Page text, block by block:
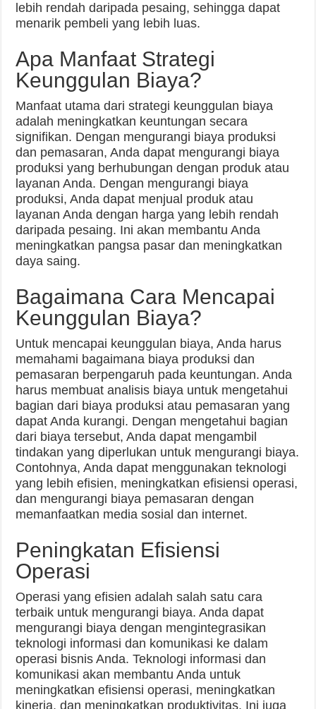
lebih rendah daripada pesaing, sehingga dapat
menarik pembeli yang lebih luas.
Apa Manfaat Strategi
Keunggulan Biaya?
Manfaat utama dari strategi keunggulan biaya
adalah meningkatkan keuntungan secara
signifikan. Dengan mengurangi biaya produksi
dan pemasaran, Anda dapat mengurangi biaya
produksi yang berhubungan dengan produk atau
layanan Anda. Dengan mengurangi biaya
produksi, Anda dapat menjual produk atau
layanan Anda dengan harga yang lebih rendah
daripada pesaing. Ini akan membantu Anda
meningkatkan pangsa pasar dan meningkatkan
daya saing.
Bagaimana Cara Mencapai
Keunggulan Biaya?
Untuk mencapai keunggulan biaya, Anda harus
memahami bagaimana biaya produksi dan
pemasaran berpengaruh pada keuntungan. Anda
harus membuat analisis biaya untuk mengetahui
bagian dari biaya produksi atau pemasaran yang
dapat Anda kurangi. Dengan mengetahui bagian
dari biaya tersebut, Anda dapat mengambil
tindakan yang diperlukan untuk mengurangi biaya.
Contohnya, Anda dapat menggunakan teknologi
yang lebih efisien, meningkatkan efisiensi operasi,
dan mengurangi biaya pemasaran dengan
memanfaatkan media sosial dan internet.
Peningkatan Efisiensi
Operasi
Operasi yang efisien adalah salah satu cara
terbaik untuk mengurangi biaya. Anda dapat
mengurangi biaya dengan mengintegrasikan
teknologi informasi dan komunikasi ke dalam
operasi bisnis Anda. Teknologi informasi dan
komunikasi akan membantu Anda untuk
meningkatkan efisiensi operasi, meningkatkan
kinerja, dan meningkatkan produktivitas. Ini juga